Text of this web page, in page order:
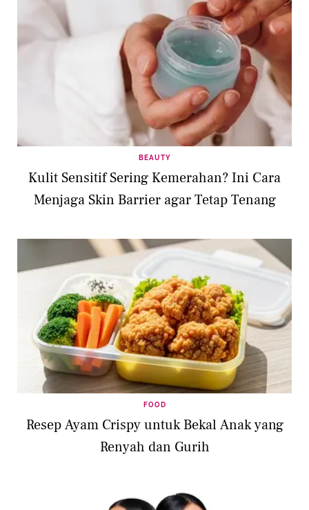
BEAUTY
Kulit Sensitif Sering Kemerahan? Ini Cara
Menjaga Skin Barrier agar Tetap Tenang
FOOD
Resep Ayam Crispy untuk Bekal Anak yang
Renyah dan Gurih